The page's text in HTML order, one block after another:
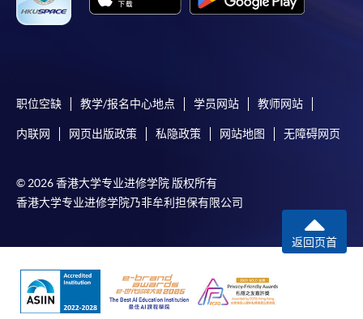
职位空缺 教学/报名中心地点 学员网站 教师网站
内联网 网页出版政策 私隐政策 网站地图 无障碍网页
© 2026 香港大学专业进修学院 版权所有
香港大学专业进修学院乃非牟利担保有限公司
返回页首